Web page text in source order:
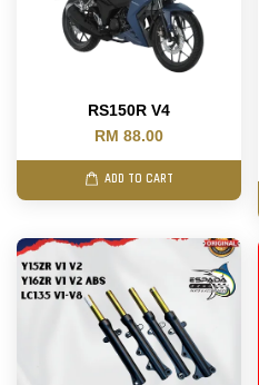
RS150R V4
RM 88.00
ADD TO CART